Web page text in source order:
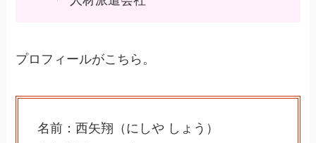
プロフィールがこちら。
名前：西矢翔（にしや しょう）